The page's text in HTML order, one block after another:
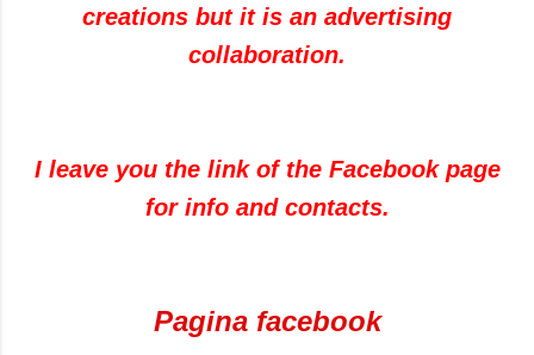
creations but it is an advertising
collaboration.
I leave you the link of the Facebook page
for info and contacts.
Pagina facebook